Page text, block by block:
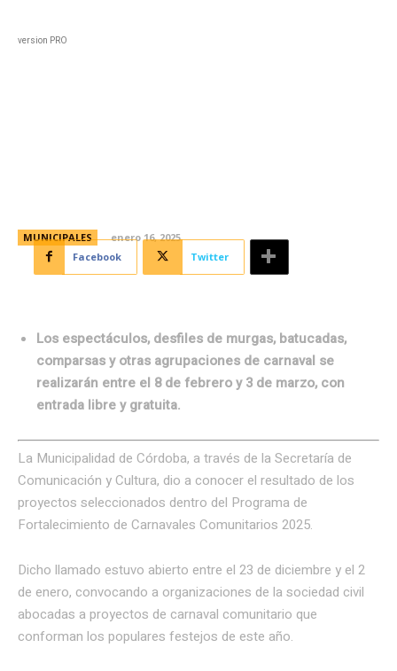
version PRO
MUNICIPALES
enero 16, 2025
Facebook
Twitter
Los espectáculos, desfiles de murgas, batucadas,
comparsas y otras agrupaciones de carnaval se
realizarán entre el 8 de febrero y 3 de marzo, con
entrada libre y gratuita.
La Municipalidad de Córdoba, a través de la Secretaría de
Comunicación y Cultura, dio a conocer el resultado de los
proyectos seleccionados dentro del Programa de
Fortalecimiento de Carnavales Comunitarios 2025.
Dicho llamado estuvo abierto entre el 23 de diciembre y el 2
de enero, convocando a organizaciones de la sociedad civil
abocadas a proyectos de carnaval comunitario que
conforman los populares festejos de este año.